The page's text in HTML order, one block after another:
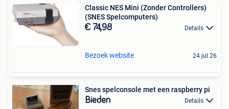
Classic NES Mini (Zonder Controllers)
(SNES Spelcomputers)
€ 74,98 Details
Bezoek website 24 jul 26
Snes spelconsole met een raspberry pi
Bieden Details